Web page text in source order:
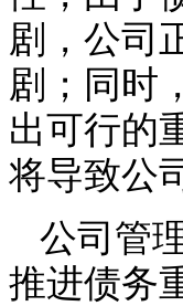
剧，公司
剧；同时
出可行的
将导致公
公司管
推进债务